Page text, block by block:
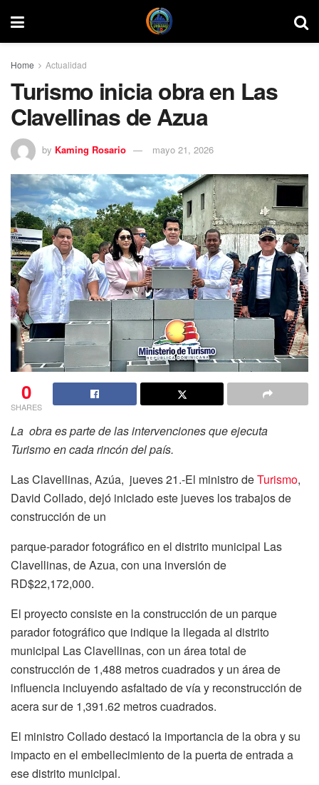
Home Actualidad
Turismo inicia obra en Las
Clavellinas de Azua
by Kaming Rosario mayo 21, 2026
0
SHARES
La obra es parte de las intervenciones que ejecuta
Turismo en cada rincón del país.
Las Clavellinas, Azúa, jueves 21.-El ministro deTurismo,
David Collado, dejó iniciado este jueves los trabajos de
construcción de un
parque-parador fotográfico en el distrito municipal Las
Clavellinas, de Azua, con una inversión de
RD$22,172,000.
El proyecto consiste en la construcción de un parque
parador fotográfico que indique la llegada al distrito
municipal Las Clavellinas, con un área total de
construcción de 1,488 metros cuadrados y un área de
influencia incluyendo asfaltado de vía y reconstrucción de
acera sur de 1,391.62 metros cuadrados.
El ministro Collado destacó la importancia de la obra y su
impacto en el embellecimiento de la puerta de entrada a
ese distrito municipal.